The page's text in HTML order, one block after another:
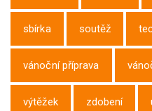
sbírka soutěž
vánoční příprava
výtěžek zdobení